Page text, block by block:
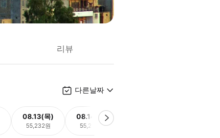
리뷰
다른날짜
08.13(목)
55,232원
08.14(금)
55,232원